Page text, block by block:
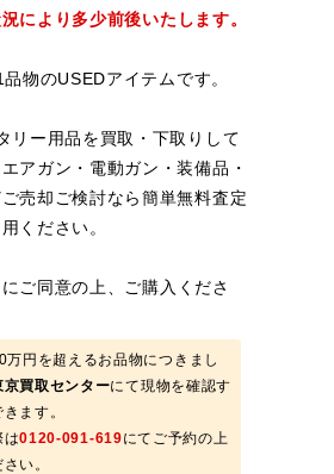
により多少前後いたします。
物のUSEDアイテムです。
リー用品を買取・下取りして
アガン・電動ガン・装備品・
売却ご検討なら簡単無料査定
ください。
にご同意の上、ご購入くださ
万円を超えるお品物につきまし
京買取センターにて現物を確認す
ます。
は0120-091-619にてご予約の上
い。